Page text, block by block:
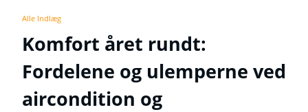
Alle Indlæg
Komfort året rundt:
Fordelene og ulemperne ved
aircondition og